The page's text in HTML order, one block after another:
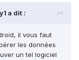
a dit :
il vous faut
les données
un tel logiciel